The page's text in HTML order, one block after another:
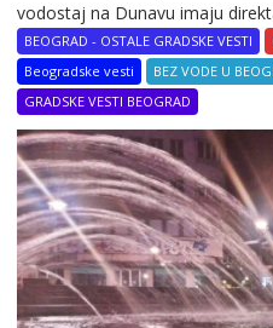
vodostaj na Dunavu imaju
BEOGRAD - OSTALE GRADSKE VESTI
Beogradske vesti
BEZ VODE U
GRADSKE VESTI BEOGRAD